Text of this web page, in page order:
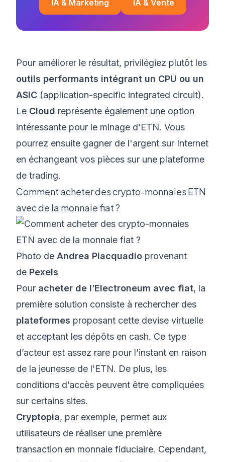
IA & Marketing IA & Vente
Pour améliorer le résultat, privilégiez plutôt les
outils performants intégrant un CPU ou un
ASIC (application-specific integrated circuit).
Le Cloud représente également une option
intéressante pour le minage d’ETN. Vous
pourrez ensuite gagner de l'argent sur Internet
en échangeant vos pièces sur une plateforme
de trading.
Comment acheter des crypto-monnaies ETN
avec de la monnaie fiat ?
Photo de Andrea Piacquadio provenant
de Pexels
Pour acheter de l’Electroneum avec fiat, la
première solution consiste à rechercher des
plateformes proposant cette devise virtuelle
et acceptant les dépôts en cash. Ce type
d’acteur est assez rare pour l’instant en raison
de la jeunesse de l’ETN. De plus, les
conditions d’accès peuvent être compliquées
sur certains sites.
Cryptopia, par exemple, permet aux
utilisateurs de réaliser une première
transaction en monnaie fiduciaire. Cependant,